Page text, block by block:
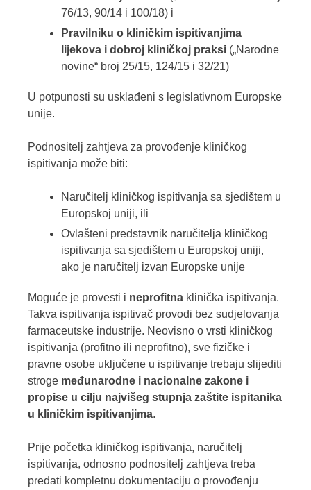
76/13, 90/14 i 100/18) i
Pravilniku o kliničkim ispitivanjima
lijekova i dobroj kliničkoj praksi („Narodne
novine“ broj 25/15, 124/15 i 32/21)
U potpunosti su usklađeni s legislativnom Europske
unije.
Podnositelj zahtjeva za provođenje kliničkog
ispitivanja može biti:
Naručitelj kliničkog ispitivanja sa sjedištem u
Europskoj uniji, ili
Ovlašteni predstavnik naručitelja kliničkog
ispitivanja sa sjedištem u Europskoj uniji,
ako je naručitelj izvan Europske unije
Moguće je provesti i neprofitna klinička ispitivanja.
Takva ispitivanja ispitivač provodi bez sudjelovanja
farmaceutske industrije. Neovisno o vrsti kliničkog
ispitivanja (profitno ili neprofitno), sve fizičke i
pravne osobe uključene u ispitivanje trebaju slijediti
stroge međunarodne i nacionalne zakone i
propise u cilju najvišeg stupnja zaštite ispitanika
u kliničkim ispitivanjima.
Prije početka kliničkog ispitivanja, naručitelj
ispitivanja, odnosno podnositelj zahtjeva treba
predati kompletnu dokumentaciju o provođenju